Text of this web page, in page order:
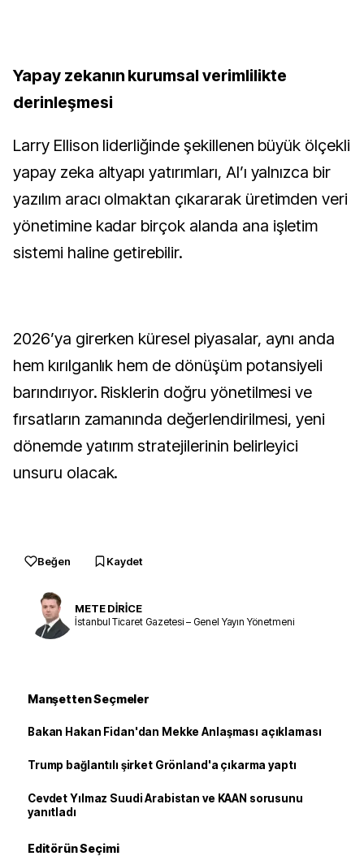
Yapay zekanın kurumsal verimlilikte
derinleşmesi
Larry Ellison liderliğinde şekillenen büyük ölçekli
yapay zeka altyapı yatırımları, AI’ı yalnızca bir
yazılım aracı olmaktan çıkararak üretimden veri
yönetimine kadar birçok alanda ana işletim
sistemi haline getirebilir.
2026’ya girerken küresel piyasalar, aynı anda
hem kırılganlık hem de dönüşüm potansiyeli
barındırıyor. Risklerin doğru yönetilmesi ve
fırsatların zamanında değerlendirilmesi, yeni
dönemde yatırım stratejilerinin belirleyici
unsuru olacak.
Beğen Kaydet
METE DİRİCE
İstanbul Ticaret Gazetesi – Genel Yayın Yönetmeni
Manşetten Seçmeler
Bakan Hakan Fidan'dan Mekke Anlaşması açıklaması
Trump bağlantılı şirket Grönland'a çıkarma yaptı
Cevdet Yılmaz Suudi Arabistan ve KAAN sorusunu
yanıtladı
Editörün Seçimi